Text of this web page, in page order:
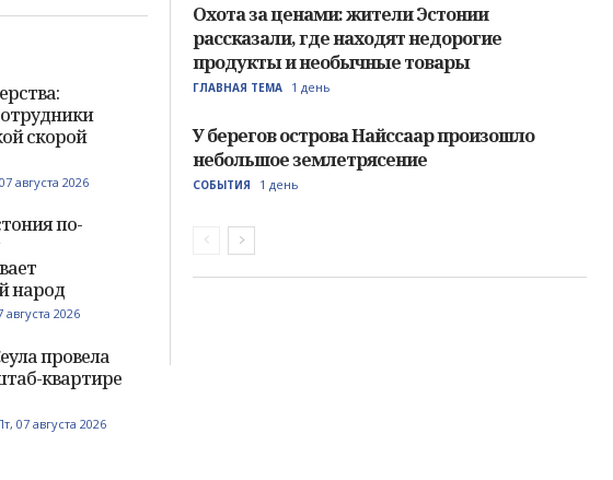
скорой
августа 2026
по-
народ
августа 2026
провела
квартире
07 августа 2026
Охота за ценами: жители Эстонии
рассказали, где находят недорогие
продукты и необычные товары
ГЛАВНАЯ ТЕМА 1 день
У берегов острова Найссаар произошло
небольшое землетрясение
СОБЫТИЯ 1 день